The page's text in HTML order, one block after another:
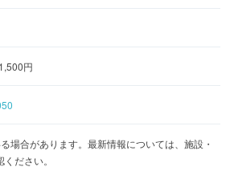
円
場合があります。最新情報については、施設・
ださい。